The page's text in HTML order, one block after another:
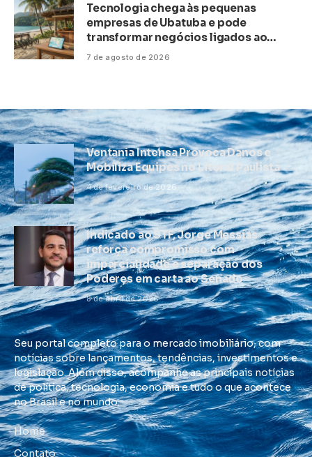
Tecnologia chega às pequenas
empresas de Ubatuba e pode
transformar negócios ligados ao
turismo no litoral
7 de agosto de 2026
Ventania Intensa Provoca Danos e
Mobiliza Equipes no Litoral Paulista
4 de fevereiro de 2026
Indicado ao STF, Jorge Messias
reforça compromisso com
imparcialidade e separação dos
Poderes em carta ao Senado
8 de abril de 2026
Seu portal completo para o mercado imobiliário, com
notícias sobre lançamentos, tendências, investimentos e
legislação. Além disso, acompanhe as principais notícias
de política, tecnologia, economia e tudo o que acontece
no Brasil e no mundo.
Home
Contato